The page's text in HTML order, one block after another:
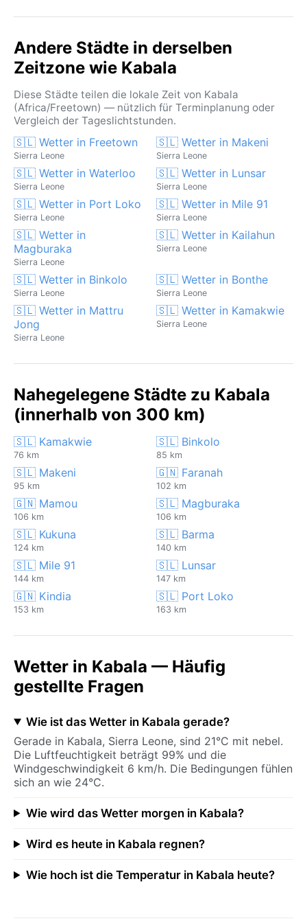
Andere Städte in derselben
Zeitzone wie Kabala
Diese Städte teilen die lokale Zeit von Kabala
(Africa/Freetown) — nützlich für Terminplanung oder
Vergleich der Tageslichtstunden.
🇸🇱 Wetter in Freetown
Sierra Leone
🇸🇱 Wetter in Makeni
Sierra Leone
🇸🇱 Wetter in Waterloo
Sierra Leone
🇸🇱 Wetter in Lunsar
Sierra Leone
🇸🇱 Wetter in Port Loko
Sierra Leone
🇸🇱 Wetter in Mile 91
Sierra Leone
🇸🇱 Wetter in
Magburaka
Sierra Leone
🇸🇱 Wetter in Kailahun
Sierra Leone
🇸🇱 Wetter in Binkolo
Sierra Leone
🇸🇱 Wetter in Bonthe
Sierra Leone
🇸🇱 Wetter in Mattru
Jong
Sierra Leone
🇸🇱 Wetter in Kamakwie
Sierra Leone
Nahegelegene Städte zu Kabala
(innerhalb von 300 km)
🇸🇱 Kamakwie
76 km
🇸🇱 Binkolo
85 km
🇸🇱 Makeni
95 km
🇬🇳 Faranah
102 km
🇬🇳 Mamou
106 km
🇸🇱 Magburaka
106 km
🇸🇱 Kukuna
124 km
🇸🇱 Barma
140 km
🇸🇱 Mile 91
144 km
🇸🇱 Lunsar
147 km
🇬🇳 Kindia
153 km
🇸🇱 Port Loko
163 km
Wetter in Kabala — Häufig
gestellte Fragen
Wie ist das Wetter in Kabala gerade?
Gerade in Kabala, Sierra Leone, sind 21°C mit nebel.
Die Luftfeuchtigkeit beträgt 99% und die
Windgeschwindigkeit 6 km/h. Die Bedingungen fühlen
sich an wie 24°C.
Wie wird das Wetter morgen in Kabala?
Wird es heute in Kabala regnen?
Wie hoch ist die Temperatur in Kabala heute?